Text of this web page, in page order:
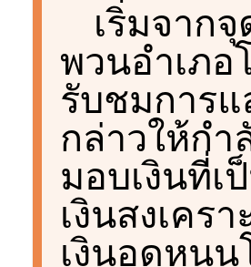
เริ่มจาก
พวนอำเภอ
รับชมการแ
กล่าวให้กำ
มอบเงินที่เ
เงินสงเคร
เงินอุดหนุ